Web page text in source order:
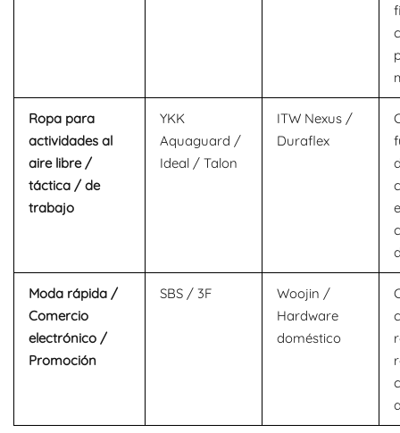
Ropa para
actividades al
aire libre /
táctica / de
trabajo
YKK
Aquaguard /
Ideal / Talon
ITW Nexus /
Duraflex
Moda rápida /
Comercio
electrónico /
Promoción
SBS / 3F
Woojin /
Hardware
doméstico